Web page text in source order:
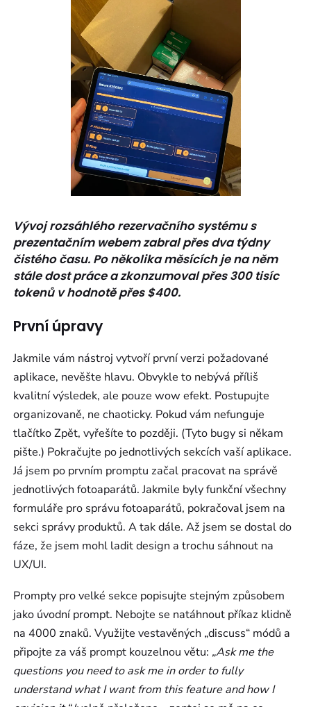
Vývoj rozsáhlého rezervačního systému s
prezentačním webem zabral přes dva týdny
čistého času. Po několika měsících je na něm
stále dost práce a zkonzumoval přes 300 tisíc
tokenů v hodnotě přes $400.
První úpravy
Jakmile vám nástroj vytvoří první verzi požadované
aplikace, nevěšte hlavu. Obvykle to nebývá příliš
kvalitní výsledek, ale pouze wow efekt. Postupujte
organizovaně, ne chaoticky. Pokud vám nefunguje
tlačítko Zpět, vyřešíte to později. (Tyto bugy si někam
pište.) Pokračujte po jednotlivých sekcích vaší aplikace.
Já jsem po prvním promptu začal pracovat na správě
jednotlivých fotoaparátů. Jakmile byly funkční všechny
formuláře pro správu fotoaparátů, pokračoval jsem na
sekci správy produktů. A tak dále. Až jsem se dostal do
fáze, že jsem mohl ladit design a trochu sáhnout na
UX/UI.
Prompty pro velké sekce popisujte stejným způsobem
jako úvodní prompt. Nebojte se natáhnout příkaz klidně
na 4000 znaků. Využijte vestavěných „discuss“ módů a
připojte za váš prompt kouzelnou větu: „Ask me the
questions you need to ask me in order to fully
understand what I want from this feature and how I